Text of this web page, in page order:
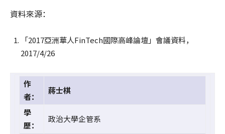
資料來源：
「2017亞洲華人FinTech國際高峰論壇」會議資料，
2017/4/26
作
者：
蔣士棋
學
歷：
政治大學企管系